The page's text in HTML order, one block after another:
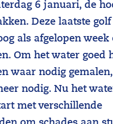
6 januari, de
Deze laatste
als afgelopen week
Om het water goed
waar nodig
nodig. Nu het
met verschillende